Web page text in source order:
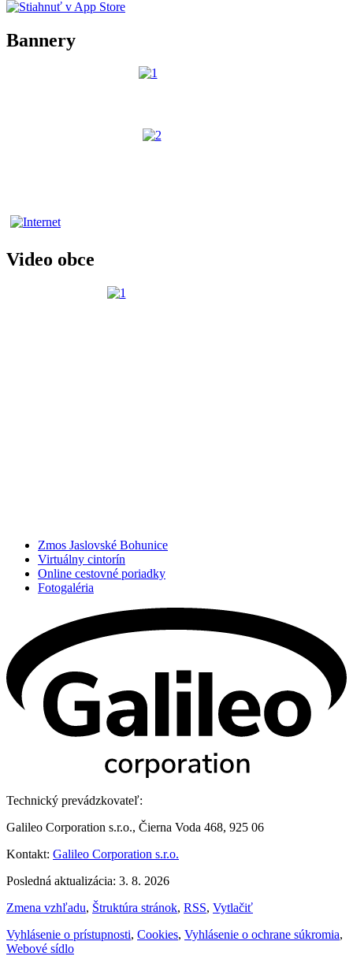
Bannery
Video obce
Zmos Jaslovské Bohunice
Virtuálny cintorín
Online cestovné poriadky
Fotogaléria
Technický prevádzkovateľ:
Galileo Corporation s.r.o., Čierna Voda 468, 925 06
Kontakt: Galileo Corporation s.r.o.
Posledná aktualizácia: 3. 8. 2026
Zmena vzhľadu, Štruktúra stránok, RSS, Vytlačiť
Vyhlásenie o prístupnosti, Cookies, Vyhlásenie o ochrane súkromia,
Webové sídlo